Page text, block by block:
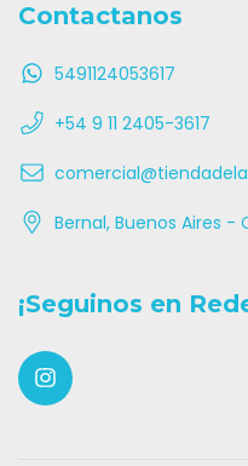
Contactanos
5491124053617
+54 9 11 2405-3617
Bernal, Buenos Aires -
¡Seguinos en